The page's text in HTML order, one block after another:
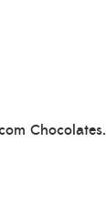
Chocolates.